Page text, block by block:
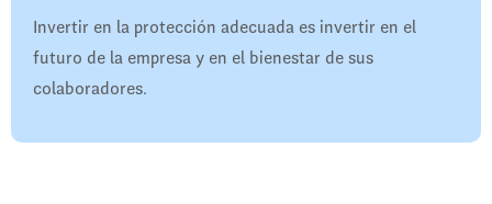
Invertir en la protección adecuada es invertir en el
futuro de la empresa y en el bienestar de sus
colaboradores.